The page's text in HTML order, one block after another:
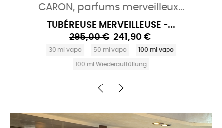
CARON, parfums merveilleux...
TUBÉREUSE MERVEILLEUSE -...
295,00 € 241,90 €
30 ml vapo 50 ml vapo 100 ml vapo
100 ml Wiederauffüllung